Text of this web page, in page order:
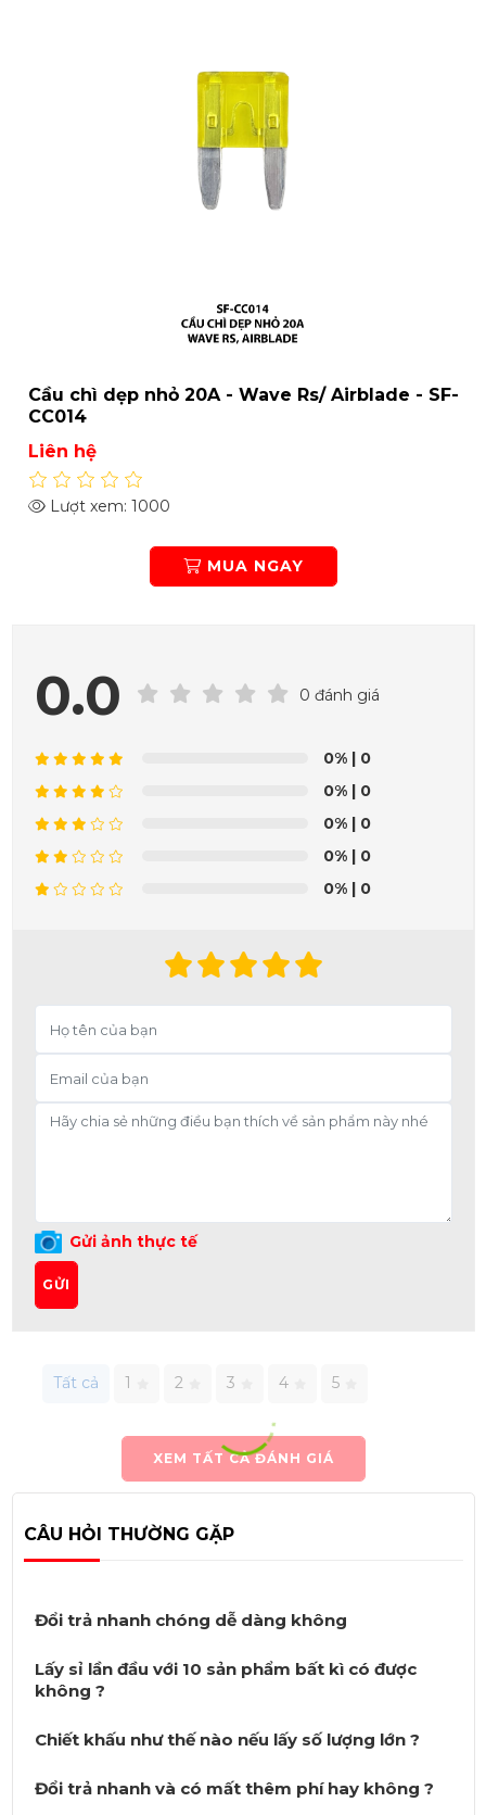
Cầu chì dẹp nhỏ 20A - Wave Rs/ Airblade - SF-
CC014
Liên hệ
Lượt xem: 1000
MUA NGAY
0.0 0 đánh giá
0% | 0
0% | 0
0% | 0
0% | 0
0% | 0
Gửi ảnh thực tế
GỬI
Tất cả 1 2 3 4 5
XEM TẤT CẢ ĐÁNH GIÁ
CÂU HỎI THƯỜNG GẶP
Đổi trả nhanh chóng dễ dàng không
Lấy sỉ lần đầu với 10 sản phẩm bất kì có được
không ?
Chiết khấu như thế nào nếu lấy số lượng lớn ?
Đổi trả nhanh và có mất thêm phí hay không ?